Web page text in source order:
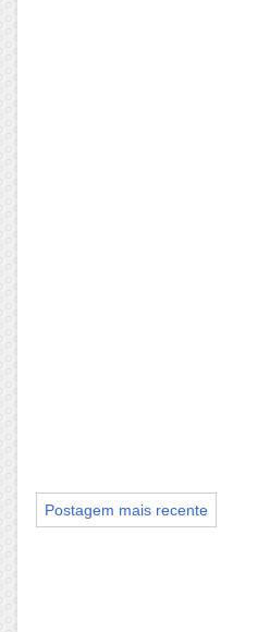
Postagem mais recente